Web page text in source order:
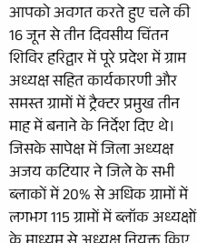
आपको अवगत करते हुए चले की
16 जून से तीन दिवसीय चिंतन
शिविर हरिद्वार में पूरे प्रदेश में ग्राम
अध्यक्ष सहित कार्यकारणी और
समस्त ग्रामों में ट्रैक्टर प्रमुख तीन
माह में बनाने के निर्देश दिए थे।
जिसके सापेक्ष में जिला अध्यक्ष
अजय कटियार ने जिले के सभी
ब्लाकों में 20% से अधिक ग्रामों में
लगभग 115 ग्रामों में ब्लॉक अध्यक्षों